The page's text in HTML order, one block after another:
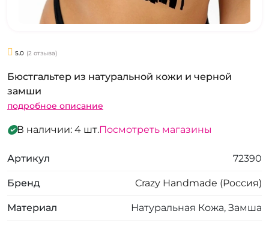
5.0 (2 отзыва)
Бюстгальтер из натуральной кожи и черной
замши
подробное описание
В наличии: 4 шт.Посмотреть магазины
Артикул 72390
Бренд Crazy Handmade (Россия)
Материал Натуральная Кожа, Замша